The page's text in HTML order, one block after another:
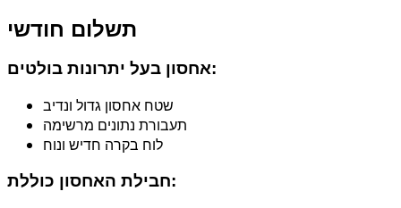
תשלום חודשי
אחסון בעל יתרונות בולטים:
שטח אחסון גדול ונדיב
תעבורת נתונים מרשימה
לוח בקרה חדיש ונוח
חבילת האחסון כוללת: